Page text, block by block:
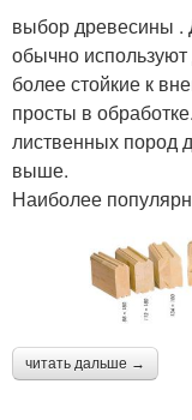
выбор древесины .
обычно
более стойкие к
просты в
лиственных пород
выше.
Наиболее
читать дальше →